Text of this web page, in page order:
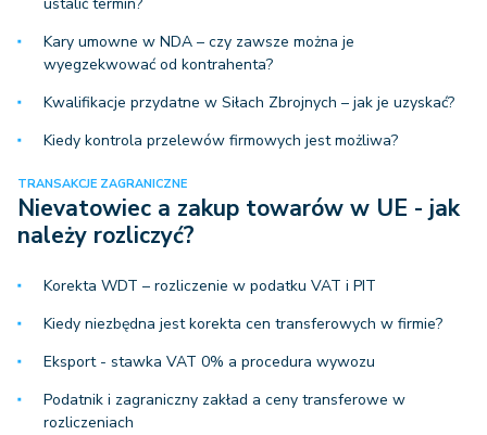
ustalić termin?
Kary umowne w NDA – czy zawsze można je
wyegzekwować od kontrahenta?
Kwalifikacje przydatne w Siłach Zbrojnych – jak je uzyskać?
Kiedy kontrola przelewów firmowych jest możliwa?
TRANSAKCJE ZAGRANICZNE
Nievatowiec a zakup towarów w UE - jak
należy rozliczyć?
Korekta WDT – rozliczenie w podatku VAT i PIT
Kiedy niezbędna jest korekta cen transferowych w firmie?
Eksport - stawka VAT 0% a procedura wywozu
Podatnik i zagraniczny zakład a ceny transferowe w
rozliczeniach